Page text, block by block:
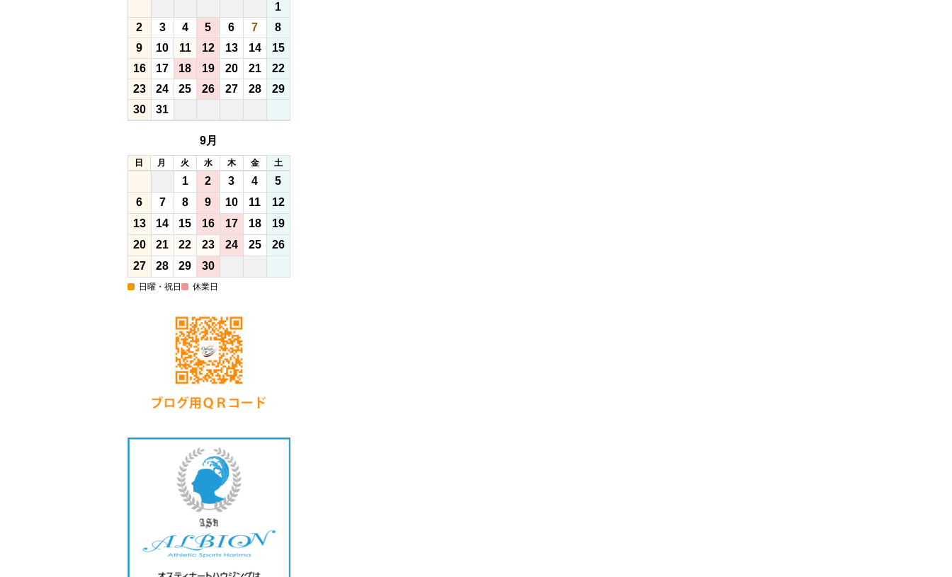
1
2
3 4 5 6 7
8
9
10 11 12 13 14
15
16
17 18 19 20 21
22
23
24 25 26 27 28
29
30
31
9月
日 月 火 水 木 金 土
1 2 3 4
5
6
7 8 9 10 11
12
13
14 15 16 17 18
19
20
21 22 23 24 25
26
27
28 29 30
日曜・祝日 休業日